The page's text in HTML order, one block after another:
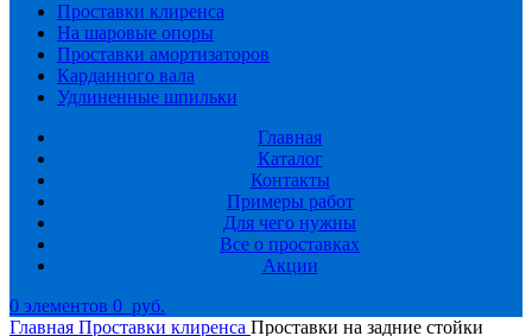
Проставки клиренса
На шаровые опоры
Проставки амортизаторов
Карданного вала
Удлиненные шпильки
Главная
Каталог
Контакты
Примеры работ
Для чего нужны
Все о проставках
Акции
0 элементов 0 руб.
Главная Проставки клиренса Проставки на задние стойки